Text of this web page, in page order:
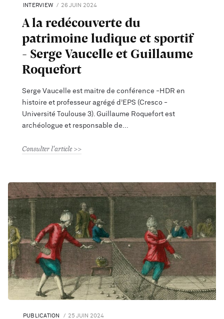
INTERVIEW 26 JUIN 2024
A la redécouverte du
patrimoine ludique et sportif
- Serge Vaucelle et Guillaume
Roquefort
Serge Vaucelle est maitre de conférence -HDR en
histoire et professeur agrégé d’EPS (Cresco -
Université Toulouse 3). Guillaume Roquefort est
archéologue et responsable de
Consulter l'article
PUBLICATION 25 JUIN 2024